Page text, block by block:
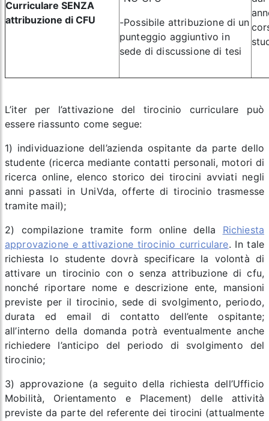
Curriculare SENZA
attribuzione di CFU
-Possibile attribuzione di un
punteggio aggiuntivo in
sede di discussione di tesi
L’iter per l’attivazione del tirocinio curriculare può
essere riassunto come segue:
1) individuazione dell’azienda ospitante da parte dello
studente (ricerca mediante contatti personali, motori di
ricerca online, elenco storico dei tirocini avviati negli
anni passati in UniVda, offerte di tirocinio trasmesse
tramite mail);
2) compilazione tramite form online della Richiesta
approvazione e attivazione tirocinio curriculare. In tale
richiesta lo studente dovrà specificare la volontà di
attivare un tirocinio con o senza attribuzione di cfu,
nonché riportare nome e descrizione ente, mansioni
previste per il tirocinio, sede di svolgimento, periodo,
durata ed email di contatto dell’ente ospitante;
all’interno della domanda potrà eventualmente anche
richiedere l’anticipo del periodo di svolgimento del
tirocinio;
3) approvazione (a seguito della richiesta dell’Ufficio
Mobilità, Orientamento e Placement) delle attività
previste da parte del referente dei tirocini (attualmente